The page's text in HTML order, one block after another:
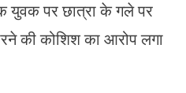
पर छात्रा के गले पर
की कोशिश का आरोप लगा